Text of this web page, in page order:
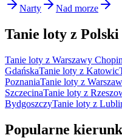
Narty
Nad morze
Tanie loty z Polski
Tanie loty z Warszawy
GdańskaTanie loty z Katowic
PoznaniaTanie loty z
SzczecinaTanie loty z
BydgoszczyTanie loty z
Popularne